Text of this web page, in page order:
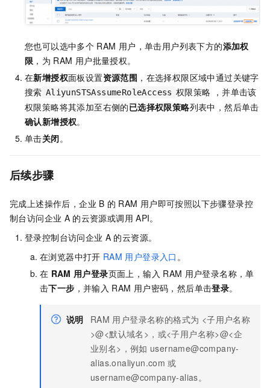
您也可以选中多个 RAM 用户，单击用户列表下方的添加权
限 ，为 RAM 用户批量授权。
在新增授权面板设置资源范围 ，在选择权限区域中通过关键字
搜索 AliyunSTSAssumeRoleAccess 权限策略 ，并单击该
权限策略将其添加至右侧的已选择权限策略列表中，然后单击
确认新增授权。
单击关闭。
后续步骤
完成上述操作后，企业 B 的 RAM 用户即可按照以下步骤登录控
制台访问企业 A 的云资源或调用 API。
登录控制台访问企业 A 的云资源。
在浏览器中打开 RAM 用户登录入口 。
在 RAM 用户登录页面上，输入 RAM 用户登录名称，单
击下一步 ，并输入 RAM 用户密码，然后单击登录。
说明 RAM 用户登录名称的格式为 <子用户名称
>@<默认域名>，或<子用户名称>@<企
业别名>，例如 username@company-
alias.onaliyun.com 或
username@company-alias。